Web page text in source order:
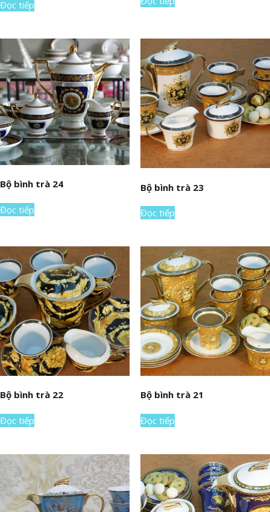
Đọc tiếp
Bộ bình trà 24
Đọc tiếp
Bộ bình trà 23
Đọc tiếp
Bộ bình trà 22
Đọc tiếp
Bộ bình trà 21
Đọc tiếp